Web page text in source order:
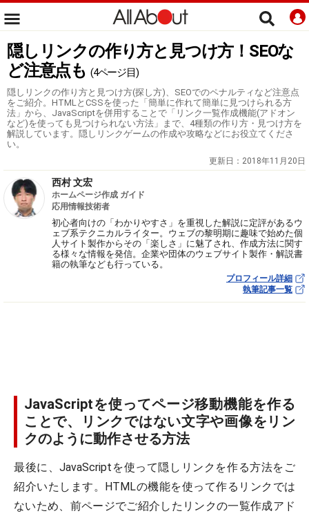
隠しリンクの作り方と見つけ方！SEOな
ど注意点も (4ページ目)
隠しリンクの作り方と見つけ方(探し方)、SEOでのペナルティなど注意点
をご紹介。HTMLとCSSを使った「簡単に作れて簡単に見つけられる方
法」から、JavaScriptを併用することで「リンク一覧作成機能(アドオン
など)を使っても見つけられない方法」まで、4種類の作り方・見つけ方を
解説しています。隠しリンクゲームの作成や攻略などにお役立てくださ
い。
更新日： 2018年11月20日
西村 文宏
ホームページ作成 ガイド
応用情報技術者
初心者向けの「わかりやすさ」を重視した解説に定評があるウ
ェブ系テクニカルライター。ウェブの黎明期に趣味で始めた個
人サイト製作からその「楽しさ」に魅了され、作成方法に関す
る様々な情報を発信。企業や団体のウェブサイト製作・解説書
籍の執筆なども行っている。
プロフィール詳細
執筆記事一覧
JavaScriptを使ってページ移動機能を作る
ことで、リンクではない文字や画像をリン
クのように動作させる方法
最後に、JavaScriptを使って隠しリンクを作る方法をご
紹介いたします。HTMLの機能を使って作るリンクでは
ないため、前ページでご紹介したリンクの一覧作成アド